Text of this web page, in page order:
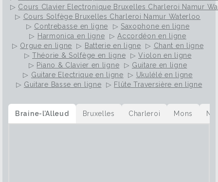
vous donne envie de chanter. Voir les
différentes formules de cours de chant
▷ Cours Clavier Electronique Bruxelles Charleroi Namur
▷ Cours Solfège Bruxelles Charleroi Namur Waterloo
▷ Contrebasse en ligne ▷ Saxophone en ligne
▷ Harmonica en ligne ▷Accordéon en ligne
▷ Orgue en ligne ▷ Batterie en ligne ▷ Chant en ligne
▷Théorie & Solfège en ligne ▷Violon en ligne
▷ Piano & Clavier en ligne ▷ Guitare en ligne
▷ Guitare Electrique en ligne ▷ Ukulélé en ligne
▷ Guitare Basse en ligne ▷ Flûte Traversière en ligne
Braine-l’Alleud Bruxelles Charleroi Mons